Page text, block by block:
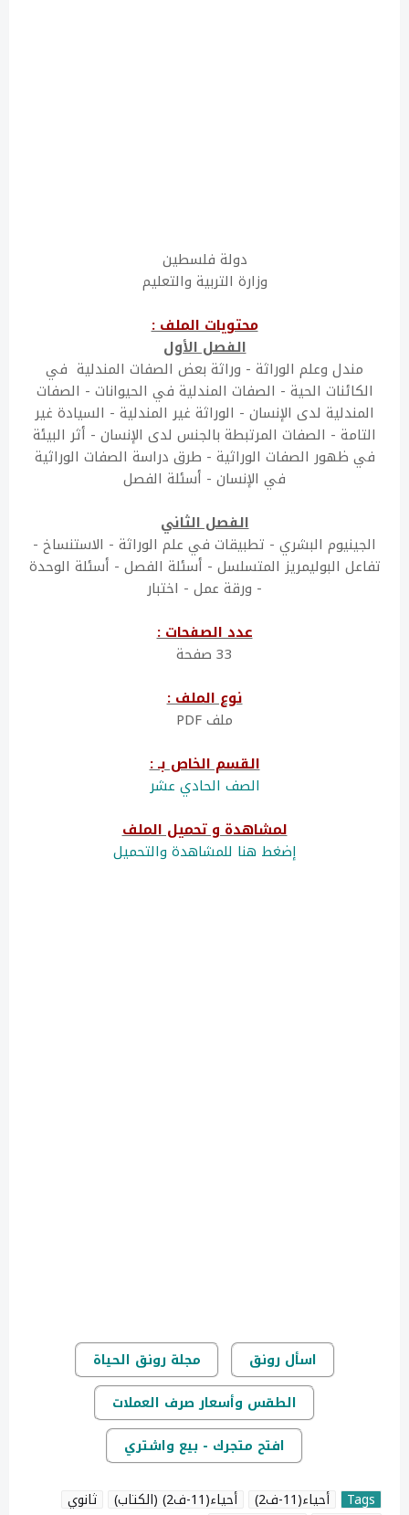
دولة فلسطين
وزارة التربية والتعليم
محتويات الملف :
الفصل الأول
مندل وعلم الوراثة - وراثة بعض الصفات المندلية في
الكائنات الحية - الصفات المندلية في الحيوانات - الصفات
المندلية لدى الإنسان - الوراثة غير المندلية - السيادة غير
التامة - الصفات المرتبطة بالجنس لدى الإنسان - أثر البيئة
في ظهور الصفات الوراثية - طرق دراسة الصفات الوراثية
في الإنسان - أسئلة الفصل
الفصل الثاني
الجينيوم البشري - تطبيقات في علم الوراثة - الاستنساخ -
تفاعل البوليمريز المتسلسل - أسئلة الفصل - أسئلة الوحدة
- ورقة عمل - اختبار
عدد الصفحات :
33 صفحة
نوع الملف :
ملف PDF
القسم الخاص بـ :
الصف الحادي عشر
لمشاهدة و تحميل الملف
إضغط هنا للمشاهدة والتحميل
اسأل رونق
مجلة رونق الحياة
الطقس وأسعار صرف العملات
افتح متجرك - بيع واشتري
Tags أحياء(11-ف2) أحياء(11-ف2) (الكتاب)
ثانوي